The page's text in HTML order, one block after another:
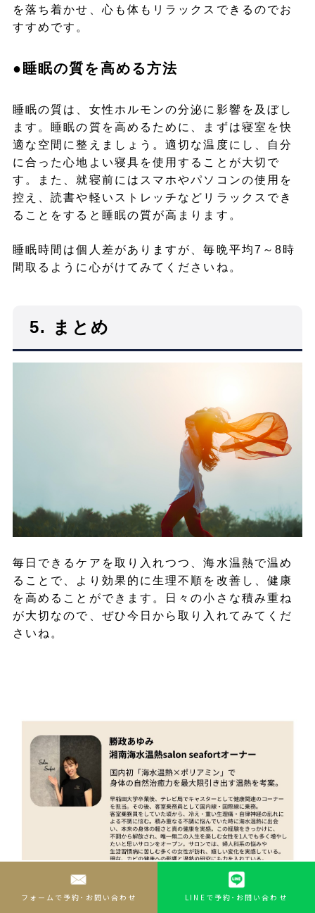
を落ち着かせ、心も体もリラックスできるのでお
すすめです。
●睡眠の質を高める方法
睡眠の質は、女性ホルモンの分泌に影響を及ぼし
ます。睡眠の質を高めるために、まずは寝室を快
適な空間に整えましょう。適切な温度にし、自分
に合った心地よい寝具を使用することが大切で
す。また、就寝前にはスマホやパソコンの使用を
控え、読書や軽いストレッチなどリラックスでき
ることをすると睡眠の質が高まります。
睡眠時間は個人差がありますが、毎晩平均7～8時
間取るように心がけてみてくださいね。
5. まとめ
毎日できるケアを取り入れつつ、海水温熱で温め
ることで、より効果的に生理不順を改善し、健康
を高めることができます。日々の小さな積み重ね
が大切なので、ぜひ今日から取り入れてみてくだ
さいね。
フォームで予約･お問い合わせ LINEで予約･お問い合わせ